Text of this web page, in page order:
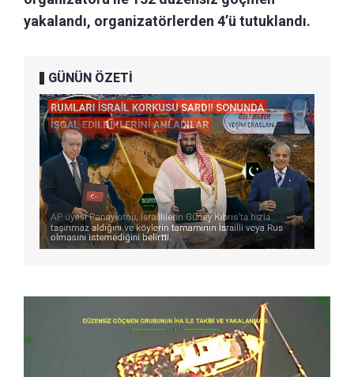
yakalandı, organizatörlerden 4’ü tutuklandı.
GÜNÜN ÖZETİ